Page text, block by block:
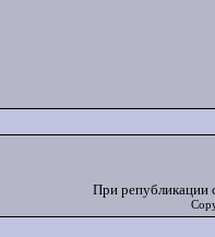
При републикации